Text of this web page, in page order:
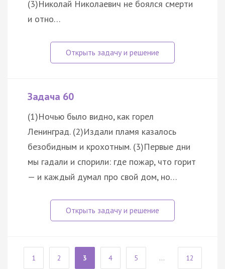
(3)Николай Николаевич не боялся смерти
и отно…
Задача 60
(1)Ночью было видно, как горел
Ленинград. (2)Издали пламя казалось
безобидным и крохотным. (3)Первые дни
мы гадали и спорили: где пожар, что горит
— и каждый думал про свой дом, но…
1 2 3 4 5 ... 12